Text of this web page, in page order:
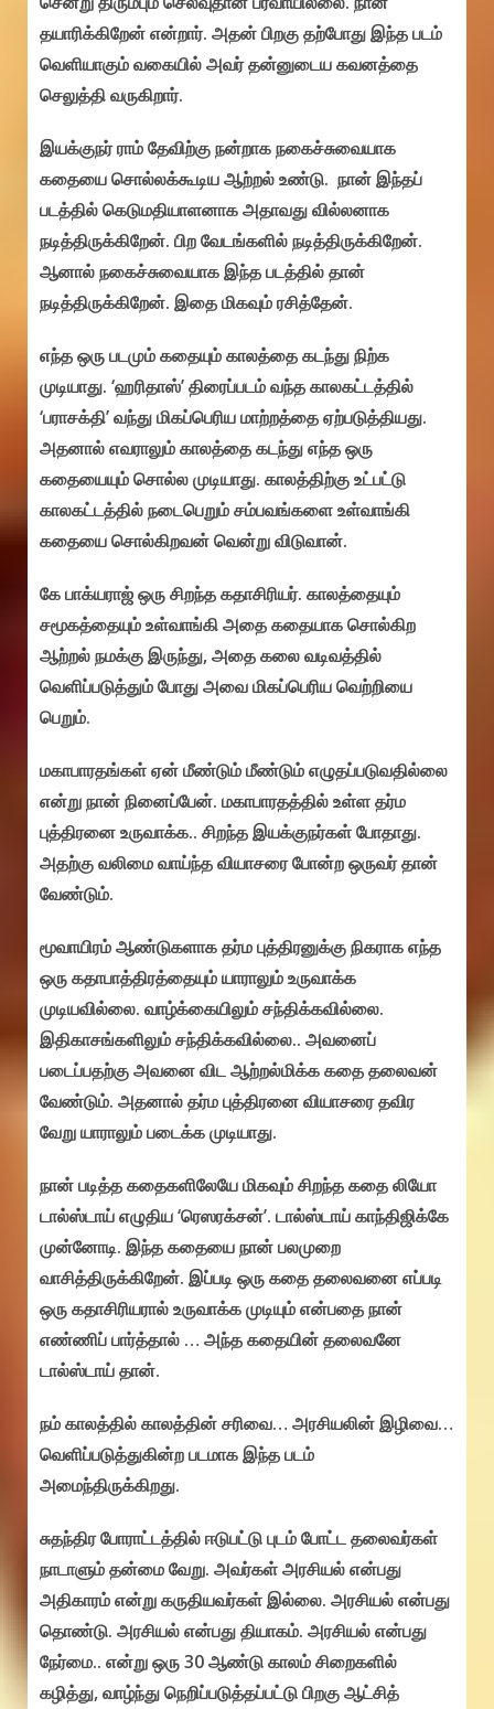
தயாரிக்கிறேன் என்றார். அதன் பிறகு தற்போது இந்த படம்
வெளியாகும் வகையில் அவர் தன்னுடைய கவனத்தை
செலுத்தி வருகிறார்.
இயக்குநர் ராம் தேவிற்கு நன்றாக நகைச்சுவையாக
கதையை சொல்லக்கூடிய ஆற்றல் உண்டு. நான் இந்தப்
படத்தில் கெடுமதியாளனாக அதாவது வில்லனாக
நடித்திருக்கிறேன். பிற வேடங்களில் நடித்திருக்கிறேன்.
ஆனால் நகைச்சுவையாக இந்த படத்தில் தான்
நடித்திருக்கிறேன். இதை மிகவும் ரசித்தேன்.
எந்த ஒரு படமும் கதையும் காலத்தை கடந்து நிற்க
முடியாது. ‘ஹரிதாஸ்’ திரைப்படம் வந்த காலகட்டத்தில்
‘பராசக்தி’ வந்து மிகப்பெரிய மாற்றத்தை ஏற்படுத்தியது.
அதனால் எவராலும் காலத்தை கடந்து எந்த ஒரு
கதையையும் சொல்ல முடியாது. காலத்திற்கு உட்பட்டு
காலகட்டத்தில் நடைபெறும் சம்பவங்களை உள்வாங்கி
கதையை சொல்கிறவன் வென்று விடுவான்.
கே பாக்யராஜ் ஒரு சிறந்த கதாசிரியர். காலத்தையும்
சமூகத்தையும் உள்வாங்கி அதை கதையாக சொல்கிற
ஆற்றல் நமக்கு இருந்து, அதை கலை வடிவத்தில்
வெளிப்படுத்தும் போது அவை மிகப்பெரிய வெற்றியை
பெறும்.
மகாபாரதங்கள் ஏன் மீண்டும் மீண்டும் எழுதப்படுவதில்லை
என்று நான் நினைப்பேன். மகாபாரதத்தில் உள்ள தர்ம
புத்திரனை உருவாக்க.. சிறந்த இயக்குநர்கள் போதாது.
அதற்கு வலிமை வாய்ந்த வியாசரை போன்ற ஒருவர் தான்
வேண்டும்.
மூவாயிரம் ஆண்டுகளாக தர்ம புத்திரனுக்கு நிகராக எந்த
ஒரு கதாபாத்திரத்தையும் யாராலும் உருவாக்க
முடியவில்லை. வாழ்க்கையிலும் சந்திக்கவில்லை.
இதிகாசங்களிலும் சந்திக்கவில்லை.. அவனைப்
படைப்பதற்கு அவனை விட ஆற்றல்மிக்க கதை தலைவன்
வேண்டும். அதனால் தர்ம புத்திரனை வியாசரை தவிர
வேறு யாராலும் படைக்க முடியாது.
நான் படித்த கதைகளிலேயே மிகவும் சிறந்த கதை லியோ
டால்ஸ்டாய் எழுதிய ‘ரெஸரக்சன்’. டால்ஸ்டாய் காந்திஜிக்கே
முன்னோடி. இந்த கதையை நான் பலமுறை
வாசித்திருக்கிறேன். இப்படி ஒரு கதை தலைவனை எப்படி
ஒரு கதாசிரியரால் உருவாக்க முடியும் என்பதை நான்
எண்ணிப் பார்த்தால் … அந்த கதையின் தலைவனே
டால்ஸ்டாய் தான்.
நம் காலத்தில் காலத்தின் சரிவை… அரசியலின் இழிவை…
வெளிப்படுத்துகின்ற படமாக இந்த படம்
அமைந்திருக்கிறது.
சுதந்திர போராட்டத்தில் ஈடுபட்டு புடம் போட்ட தலைவர்கள்
நாடாளும் தன்மை வேறு. அவர்கள் அரசியல் என்பது
அதிகாரம் என்று கருதியவர்கள் இல்லை. அரசியல் என்பது
தொண்டு. அரசியல் என்பது தியாகம். அரசியல் என்பது
நேர்மை.. என்று ஒரு 30 ஆண்டு காலம் சிறைகளில்
கழித்து, வாழ்ந்து நெறிப்படுத்தப்பட்டு பிறகு ஆட்சித்